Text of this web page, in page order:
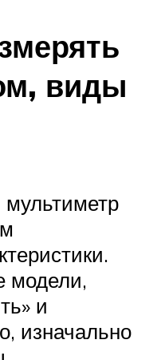
виды
мультиметр
модели,
и
изначально